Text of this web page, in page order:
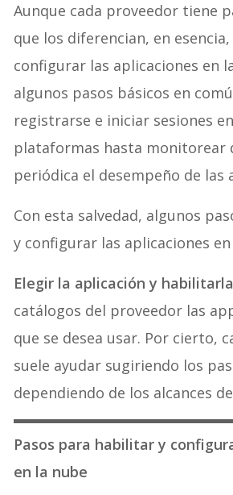
Aunque cada proveedor tiene
que los diferencian, en
configurar las aplicaciones en
algunos pasos básicos en
registrarse e iniciar sesiones
plataformas hasta monitorear
periódica el desempeño de las
Con esta salvedad, algunos
y configurar las aplicaciones
Elegir la aplicación y
catálogos del proveedor las
que se desea usar. Por cierto,
suele ayudar sugiriendo los
dependiendo de los alcances
Pasos para habilitar y
en la nube